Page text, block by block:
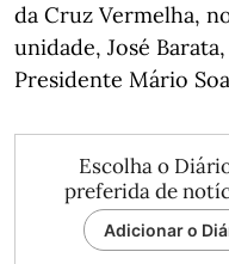
da Cruz Vermelha,
unidade, José
Presidente Mário
Escolha o
preferida de
Adicionar o